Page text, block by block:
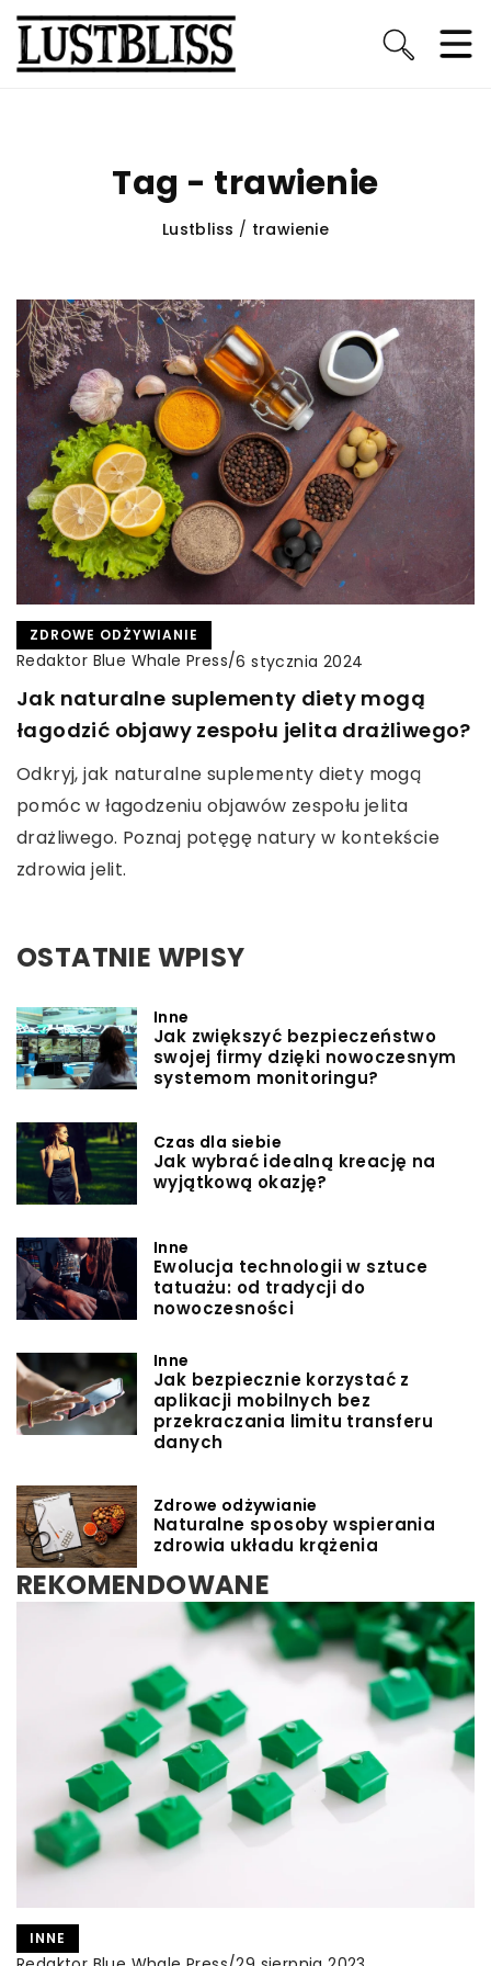
Tag - trawienie
Lustbliss / trawienie
ZDROWE ODŻYWIANIE
Redaktor Blue Whale Press/6 stycznia 2024
Jak naturalne suplementy diety mogą
łagodzić objawy zespołu jelita drażliwego?
Odkryj, jak naturalne suplementy diety mogą
pomóc w łagodzeniu objawów zespołu jelita
drażliwego. Poznaj potęgę natury w kontekście
zdrowia jelit.
OSTATNIE WPISY
Inne
Jak zwiększyć bezpieczeństwo
swojej firmy dzięki nowoczesnym
systemom monitoringu?
Czas dla siebie
Jak wybrać idealną kreację na
wyjątkową okazję?
Inne
Ewolucja technologii w sztuce
tatuażu: od tradycji do
nowoczesności
Inne
Jak bezpiecznie korzystać z
aplikacji mobilnych bez
przekraczania limitu transferu
danych
Zdrowe odżywianie
Naturalne sposoby wspierania
zdrowia układu krążenia
REKOMENDOWANE
INNE
INNE
ZDROWE ODŻYWIANIE